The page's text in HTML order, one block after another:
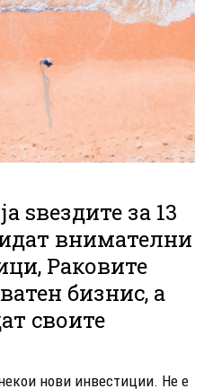
ѕвездите за 13
внимателни
Раковите
бизнис, а
своите
нови инвестиции. Не е